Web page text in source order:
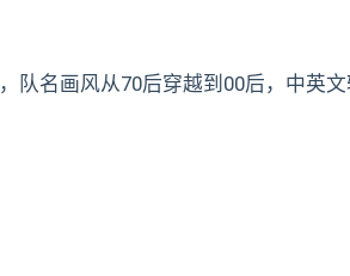
队名画风从70后穿越到00后，中英